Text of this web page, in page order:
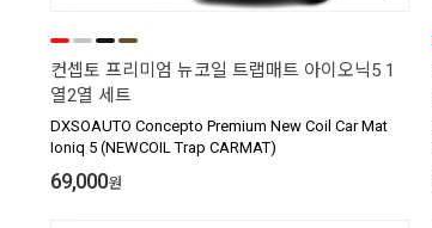
컨셉토 프리미엄 뉴코일 트랩매트 아이오닉5 1
열2열 세트
DXSOAUTO Concepto Premium New Coil Car Mat
Ioniq 5 (NEWCOIL Trap CARMAT)
69,000원